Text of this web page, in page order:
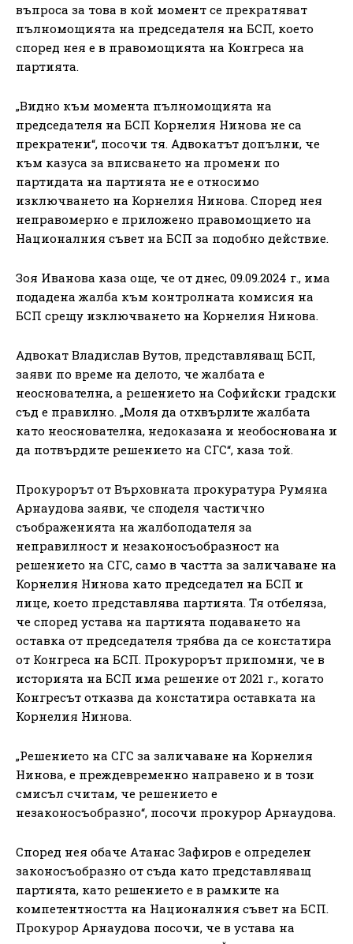
въпроса за това в кой момент се прекратяват
пълномощията на председателя на БСП, което
според нея е в правомощията на Конгреса на
партията.
„Видно към момента пълномощията на
председателя на БСП Корнелия Нинова не са
прекратени“, посочи тя. Адвокатът допълни, че
към казуса за вписването на промени по
партидата на партията не е относимо
изключването на Корнелия Нинова. Според нея
неправомерно е приложено правомощието на
Националния съвет на БСП за подобно действие.
Зоя Иванова каза още, че от днес, 09.09.2024 г., има
подадена жалба към контролната комисия на
БСП срещу изключването на Корнелия Нинова.
Адвокат Владислав Вутов, представляващ БСП,
заяви по време на делото, че жалбата е
неоснователна, а решението на Софийски градски
съд е правилно. „Моля да отхвърлите жалбата
като неоснователна, недоказана и необоснована и
да потвърдите решението на СГС“, каза той.
Прокурорът от Върховната прокуратура Румяна
Арнаудова заяви, че споделя частично
съображенията на жалбоподателя за
неправилност и незаконосъобразност на
решението на СГС, само в частта за заличаване на
Корнелия Нинова като председател на БСП и
лице, което представлява партията. Тя отбеляза,
че според устава на партията подаването на
оставка от председателя трябва да се констатира
от Конгреса на БСП. Прокурорът припомни, че в
историята на БСП има решение от 2021 г., когато
Конгресът отказва да констатира оставката на
Корнелия Нинова.
„Решението на СГС за заличаване на Корнелия
Нинова, е преждевременно направено и в този
смисъл считам, че решението е
незаконосъобразно“, посочи прокурор Арнаудова.
Според нея обаче Атанас Зафиров е определен
законосъобразно от съда като представляващ
партията, като решението е в рамките на
компетентността на Националния съвет на БСП.
Прокурор Арнаудова посочи, че в устава на